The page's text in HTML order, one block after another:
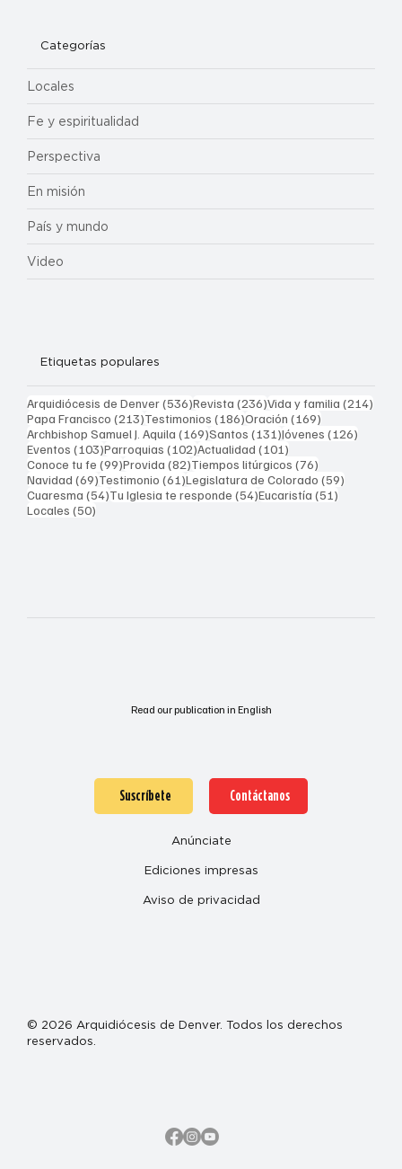
Categorías
Locales
Fe y espiritualidad
Perspectiva
En misión
País y mundo
Video
Etiquetas populares
Arquidiócesis de Denver(536)536 entradas
Revista (236)236 entradas
Vida y familia (214)
Papa Francisco (213)213 entradas
Testimonios (186)186 entradas
Oración (169)
Archbishop Samuel J. Aquila (169)169 entradas
Santos (131)131 entradas
Jóvenes (126)
Eventos (103)103 entradas
Parroquias (102)102 entradas
Actualidad (101)
Conoce tu fe (99)99 entradas
Provida (82)82 entradas
Tiempos litúrgicos (76)
Navidad (69)69 entradas
Testimonio (61)61 entradas
Legislatura de Colorado (59)
Cuaresma (54)54 entradas
Tu Iglesia te responde (54)54 entradas
Eucaristía (51)
Locales (50)
Read our publication in English
Suscríbete Contáctanos
Anúnciate
Ediciones impresas
Aviso de privacidad
© 2026 Arquidiócesis de Denver. Todos los derechos
reservados.